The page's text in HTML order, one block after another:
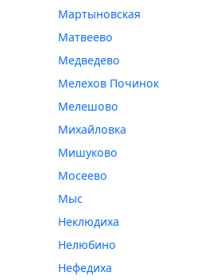
Мартыновская
Матвеево
Медведево
Мелехов Починок
Мелешово
Михайловка
Мишуково
Мосеево
Мыс
Неклюдиха
Нелюбино
Нефедиха